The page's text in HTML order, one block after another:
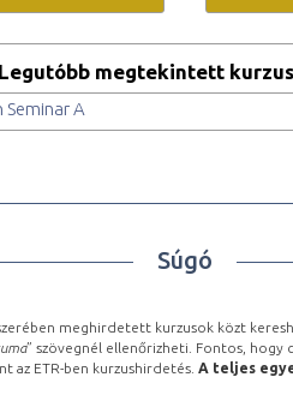
Legutóbb megtekintett
Seminar A
Súgó
meghirdetett kurzusok közt
” szövegnél ellenőrizheti. Fontos, hogy
az ETR-ben kurzushirdetés. A teljes